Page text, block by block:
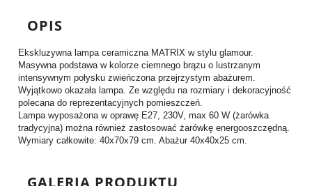
OPIS
Ekskluzywna lampa ceramiczna MATRIX w stylu glamour.
Masywna podstawa w kolorze ciemnego brązu o lustrzanym
intensywnym połysku zwieńczona przejrzystym abażurem.
Wyjątkowo okazała lampa. Ze względu na rozmiary i dekoracyjność
polecana do reprezentacyjnych pomieszczeń.
Lampa wyposażona w oprawę E27, 230V, max 60 W (żarówka
tradycyjna) można również zastosować żarówkę energooszczędną.
Wymiary całkowite: 40x70x79 cm. Abażur 40x40x25 cm.